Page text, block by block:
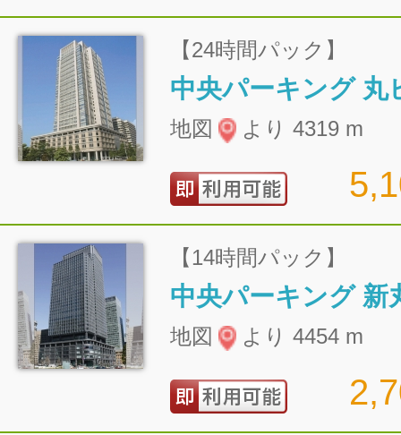
【24時間パック】
地図 より 4319 m
【14時間パック】
地図 より 4454 m